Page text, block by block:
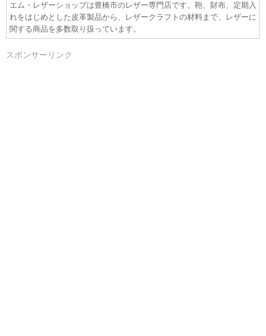
エム・レザーショップは豊橋市のレザー専門店です。鞄、財布、定期入
れをはじめとした皮革製品から、レザークラフトの材料まで、レザーに
関する商品を多数取り扱っています。
スポンサーリンク